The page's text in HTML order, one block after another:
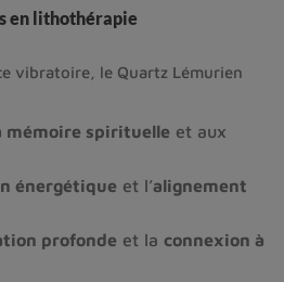
en lithothérapie
vibratoire, le Quartz Lémurien
mémoire spirituelle et aux
énergétique et l’alignement
profonde et la connexion à